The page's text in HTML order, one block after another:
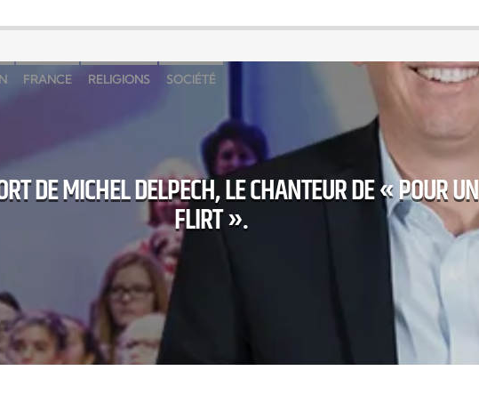
FRANCE RELIGIONS SOCIÉTÉ
DE MICHEL DELPECH, LE CHANTEUR DE « POUR UN
FLIRT ».